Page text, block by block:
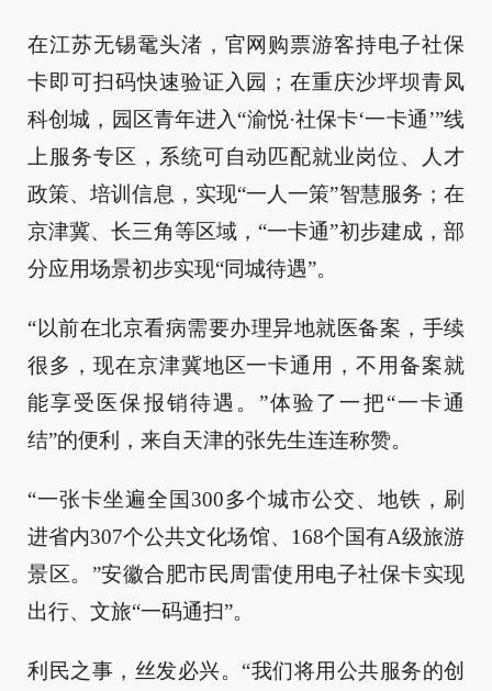
在江苏无锡鼋头渚，官网购票游客持电子社保
卡即可扫码快速验证入园；在重庆沙坪坝青凤
科创城，园区青年进入“渝悦·社保卡‘一卡通’”线
上服务专区，系统可自动匹配就业岗位、人才
政策、培训信息，实现“一人一策”智慧服务；在
京津冀、长三角等区域，“一卡通”初步建成，部
分应用场景初步实现“同城待遇”。
“以前在北京看病需要办理异地就医备案，手续
很多，现在京津冀地区一卡通用，不用备案就
能享受医保报销待遇。”体验了一把“一卡通
结”的便利，来自天津的张先生连连称赞。
“一张卡坐遍全国300多个城市公交、地铁，刷
进省内307个公共文化场馆、168个国有A级旅游
景区。”安徽合肥市民周雷使用电子社保卡实现
出行、文旅“一码通扫”。
利民之事，丝发必兴。“我们将用公共服务的创